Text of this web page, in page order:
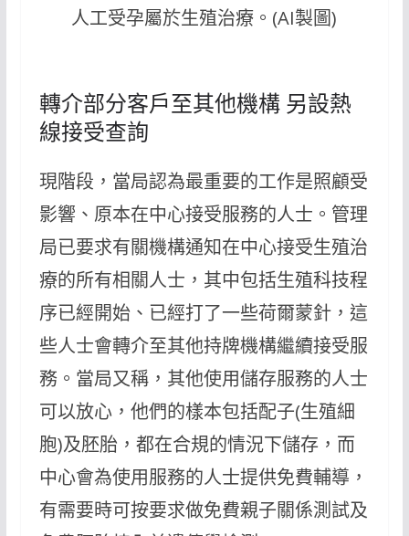
人工受孕屬於生殖治療。(AI製圖)
轉介部分客戶至其他機構 另設熱
線接受查詢
現階段，當局認為最重要的工作是照顧受
影響、原本在中心接受服務的人士。管理
局已要求有關機構通知在中心接受生殖治
療的所有相關人士，其中包括生殖科技程
序已經開始、已經打了一些荷爾蒙針，這
些人士會轉介至其他持牌機構繼續接受服
務。當局又稱，其他使用儲存服務的人士
可以放心，他們的樣本包括配子(生殖細
胞)及胚胎，都在合規的情況下儲存，而
中心會為使用服務的人士提供免費輔導，
有需要時可按要求做免費親子關係測試及